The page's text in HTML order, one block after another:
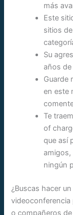
más
Este
sitios
Su
años
Guarde
en este
Te
of
que así
amigos,
ningún
¿Buscas hacer
videoconferencia
o compañeros